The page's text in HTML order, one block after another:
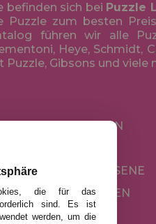
befinden sich bei Puzzle
Puzzle zum besten
führen wir alle
Heye, Schmidt,
Puzzle, Gibsons und viele
NACH MARKEN
FÜR ERWACHSENE
NACH AUTOREN
ZUBEHÖR
die für das
sind. Es ist
werden, um die